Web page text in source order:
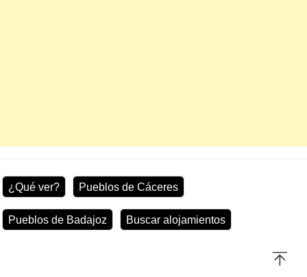
¿Qué ver? Pueblos de Cáceres
Pueblos de Badajoz Buscar alojamientos